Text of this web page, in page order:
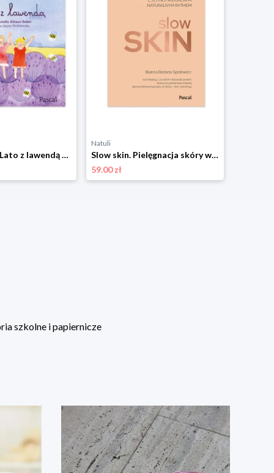
Zuzia i Hania. Lato z lawendą Pascal
Natuli
Slow skin. Pielęgnacja skóry w zgodzie z jej indywidualnym naturalnym rytmem Pascal
59.00 zł
szkolne i papiernicze